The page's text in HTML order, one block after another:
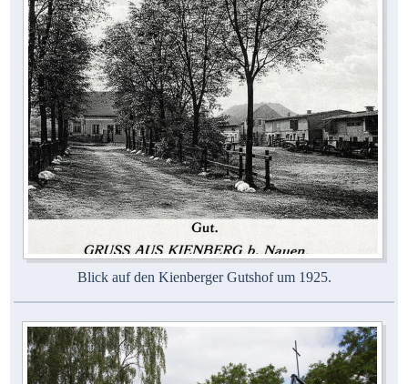
Blick auf den Kienberger Gutshof um 1925.